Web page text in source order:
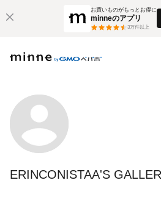
お買いものがもっとお得に
minneのアプリ
3万件以上
ERINCONISTAA'S